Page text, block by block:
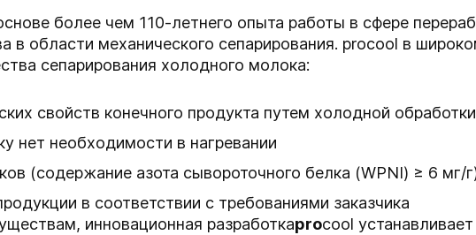
более чем 110-летнего опыта работы в сфере
в области механического сепарирования. procool в
сепарирования холодного молока:
свойств конечного продукта путем холодной
нет необходимости в нагревании
(содержание азота сывороточного белка (WPNI) ≥ 6 мг/
в соответствии с требованиями заказчика
инновационная разработкаprocool